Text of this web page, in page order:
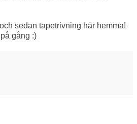
sedan tapetrivning här hemma!
gång :)